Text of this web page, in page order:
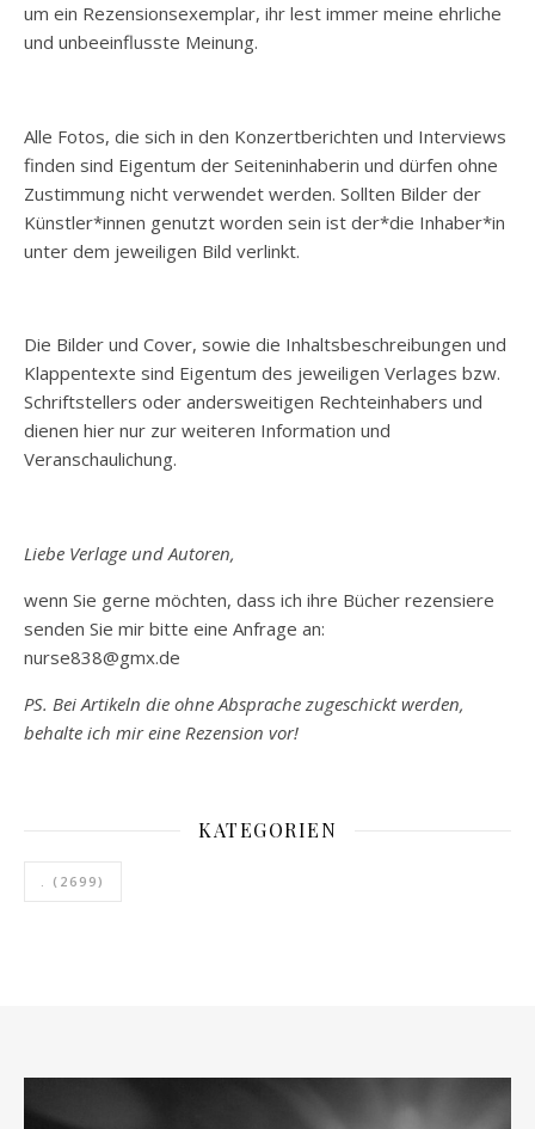
um ein Rezensionsexemplar, ihr lest immer meine ehrliche
und unbeeinflusste Meinung.
Alle Fotos, die sich in den Konzertberichten und Interviews
finden sind Eigentum der Seiteninhaberin und dürfen ohne
Zustimmung nicht verwendet werden. Sollten Bilder der
Künstler*innen genutzt worden sein ist der*die Inhaber*in
unter dem jeweiligen Bild verlinkt.
Die Bilder und Cover, sowie die Inhaltsbeschreibungen und
Klappentexte sind Eigentum des jeweiligen Verlages bzw.
Schriftstellers oder andersweitigen Rechteinhabers und
dienen hier nur zur weiteren Information und
Veranschaulichung.
Liebe Verlage und Autoren,
wenn Sie gerne möchten, dass ich ihre Bücher rezensiere
senden Sie mir bitte eine Anfrage an:
nurse838@gmx.de
PS. Bei Artikeln die ohne Absprache zugeschickt werden,
behalte ich mir eine Rezension vor!
KATEGORIEN
. (2699)